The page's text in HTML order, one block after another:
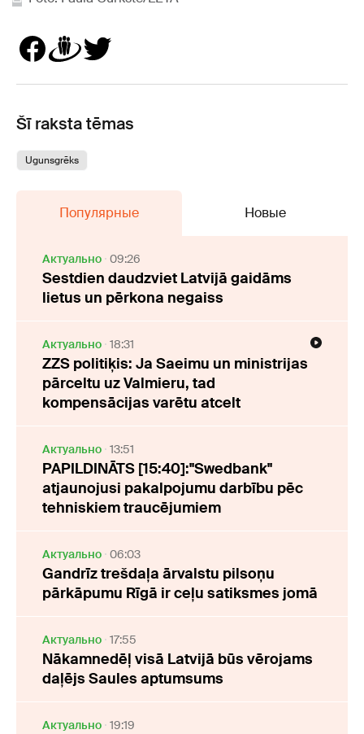
Šī raksta tēmas
Ugunsgrēks
Популярные Новые
Актуально 09:26
Sestdien daudzviet Latvijā gaidāms
lietus un pērkona negaiss
Актуально 18:31
ZZS politiķis: Ja Saeimu un ministrijas
pārceltu uz Valmieru, tad
kompensācijas varētu atcelt
Актуально 13:51
PAPILDINĀTS [15:40]:"Swedbank"
atjaunojusi pakalpojumu darbību pēc
tehniskiem traucējumiem
Актуально 06:03
Gandrīz trešdaļa ārvalstu pilsoņu
pārkāpumu Rīgā ir ceļu satiksmes jomā
Актуально 17:55
Nākamnedēļ visā Latvijā būs vērojams
daļējs Saules aptumsums
Актуально 19:19